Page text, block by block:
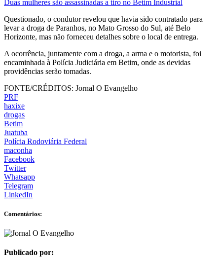
Duas mulheres são assassinadas a tiro no Betim Industrial
Questionado, o condutor revelou que havia sido contratado para
levar a droga de Paranhos, no Mato Grosso do Sul, até Belo
Horizonte, mas não forneceu detalhes sobre o local de entrega.
A ocorrência, juntamente com a droga, a arma e o motorista, foi
encaminhada à Polícia Judiciária em Betim, onde as devidas
providências serão tomadas.
FONTE/CRÉDITOS: Jornal O Evangelho
PRF
haxixe
drogas
Betim
Juatuba
Polícia Rodoviária Federal
maconha
Facebook
Twitter
Whatsapp
Telegram
LinkedIn
Comentários:
Publicado por: